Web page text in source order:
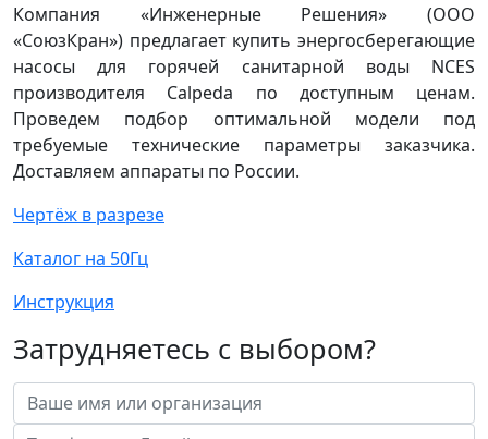
Компания «Инженерные Решения» (ООО
«СоюзКран») предлагает купить энергосберегающие
насосы для горячей санитарной воды NCES
производителя Calpeda по доступным ценам.
Проведем подбор оптимальной модели под
требуемые технические параметры заказчика.
Доставляем аппараты по России.
Чертёж в разрезе
Каталог на 50Гц
Инструкция
Затрудняетесь с выбором?